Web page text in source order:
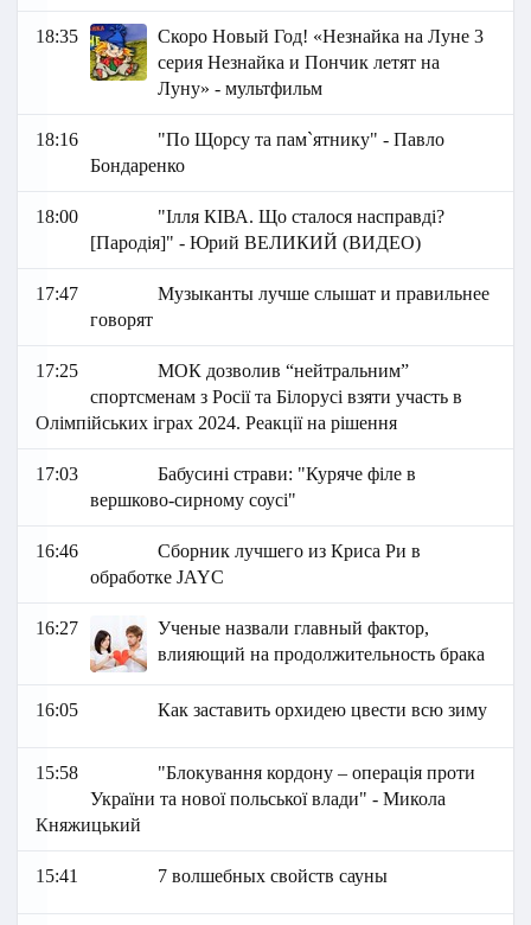
18:35
Скоро Новый Год! «Незнайка на Луне 3
серия Незнайка и Пончик летят на
Луну» - мультфильм
18:16
"По Щорсу та пам`ятнику" - Павло
Бондаренко
18:00
"Ілля КІВА. Що сталося насправді?
[Пародія]" - Юрий ВЕЛИКИЙ (ВИДЕО)
17:47
Музыканты лучше слышат и правильнее
говорят
17:25
МОК дозволив “нейтральним”
спортсменам з Росії та Білорусі взяти участь в
Олімпійських іграх 2024. Реакції на рішення
17:03
Бабусині страви: "Куряче філе в
вершково-сирному соусі"
16:46
Сборник лучшего из Криса Ри в
обработке JAYC
16:27
Ученые назвали главный фактор,
влияющий на продолжительность брака
16:05 Как заставить орхидею цвести всю зиму
15:58
"Блокування кордону – операція проти
України та нової польської влади" - Микола
Княжицький
15:41 7 волшебных свойств сауны